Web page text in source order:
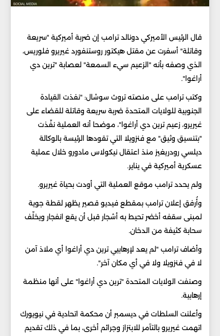
قال الرئيس الأميركي دونالد ترامب إن ضربة أميركية "سريعة
وقاتلة" أسفرت عن مقتل هيكتور روستنفورد غيريرو فلوريس،
الذي وصفه بأنه "الزعيم سيء السمعة" لعصابة "ترين دي
أراغوا".
وكتب ترامب على منصته تروث سوشال: "نفذت القيادة
الجنوبية للولايات المتحدة ضربة سريعة وقاتلة للقضاء على
غيريرو، زعيم ترين دي أراغوا"، موضحا أنه العملية نفّذت
"بتنسيق وثيق" مع فنزويلا التي تقودها الرئيسة بالوكالة
ديلسي رودريغيز منذ اعتقال نيكولاس مادورو خلال عملية
عسكرية أميركية في يناير.
ولم يحدد ترامب موقع العملية التي أودت بحياة غيريرو.
وأُرفق إعلان ترامب بمقطع فيديو قصير يظهر لقطة جوية
لمبنى سقفه أخضر تحيط به أشجار قبل أن يقع انفجار ويخلّف
سحابة كثيفة من الدخان.
وأضاف ترامب "لم يعد لإرهابيي ترين دي أراغوا أي ملاذ آمن
لا في فنزويلا ولا في أي مكان آخر".
وصنفت الولايات المتحدة "ترين دي أراغوا" على أنها منظمة
إرهابية.
وأعلنت السلطات في ديسمبر أن محكمة اتحادية في نيويورك
اتهمت غيريرو بالتآمر للابتزاز وجرائم أخرى، بما في ذلك تقديم